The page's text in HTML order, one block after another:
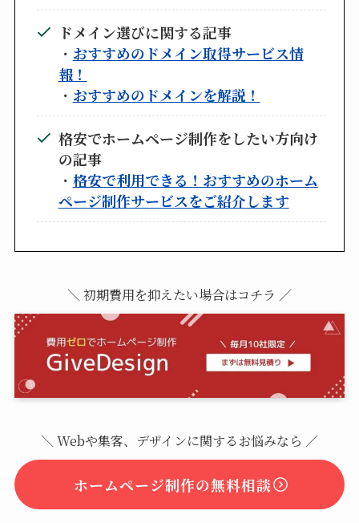
ドメイン選びに関する記事
・ おすすめのドメイン取得サービス情
報！
・ おすすめのドメインを解説！
格安でホームページ制作をしたい方向け
の記事
・ 格安で利用できる！おすすめのホーム
ページ制作サービスをご紹介します
＼ 初期費用を抑えたい場合はコチラ ／
＼ Webや集客、デザインに関するお悩みなら ／
ホームページ制作の無料相談